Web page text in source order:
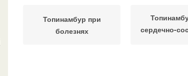
Топинамбур при
болезнях
сердечно-